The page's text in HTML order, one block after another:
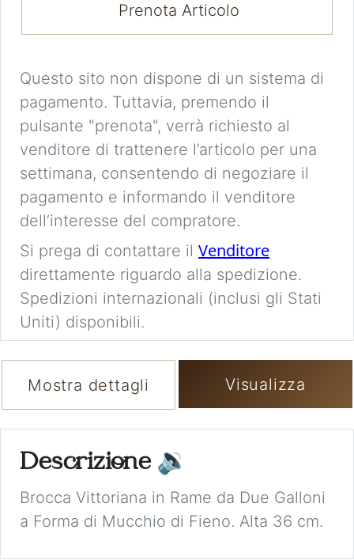
Prenota Articolo
Questo sito non dispone di un sistema di
pagamento. Tuttavia, premendo il
pulsante "prenota", verrà richiesto al
venditore di trattenere l’articolo per una
settimana, consentendo di negoziare il
pagamento e informando il venditore
dell’interesse del compratore.
Si prega di contattare il Venditore
direttamente riguardo alla spedizione.
Spedizioni internazionali (inclusi gli Stati
Uniti) disponibili.
Mostra dettagli Visualizza
Descrizione 🔉
Brocca Vittoriana in Rame da Due Galloni
a Forma di Mucchio di Fieno. Alta 36 cm.